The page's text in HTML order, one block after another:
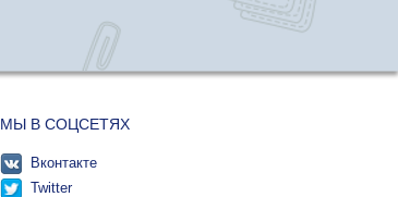
МЫ В СОЦСЕТЯХ
Вконтакте
Twitter